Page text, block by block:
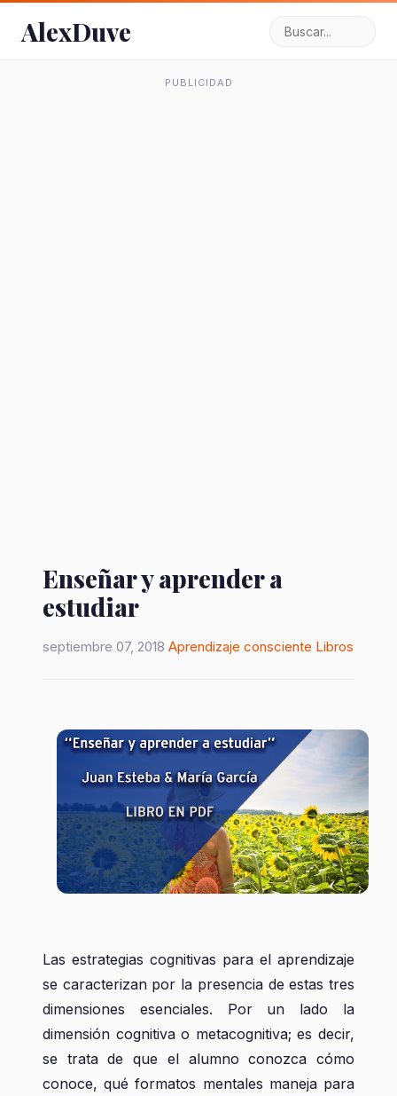
AlexDuve
PUBLICIDAD
Enseñar y aprender a
estudiar
septiembre 07, 2018 Aprendizaje consciente Libros
Las estrategias cognitivas para el aprendizaje
se caracterizan por la presencia de estas tres
dimensiones esenciales. Por un lado la
dimensión cognitiva o metacognitiva; es decir,
se trata de que el alumno conozca cómo
conoce, qué formatos mentales maneja para